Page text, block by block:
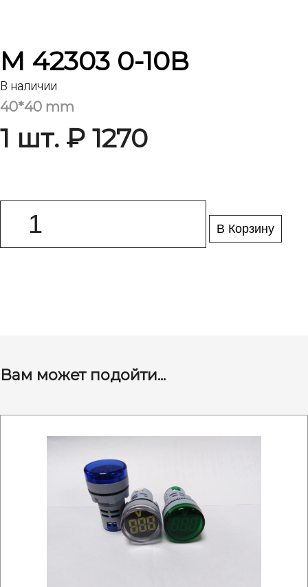
М 42303 0-10В
В наличии
40*40 mm
1 шт. ₽ 1270
В Корзину
Вам может подойти...